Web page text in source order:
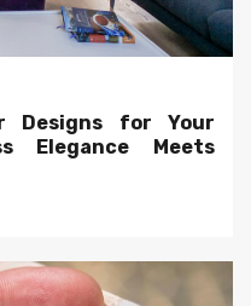
Designs for Your
Elegance Meets